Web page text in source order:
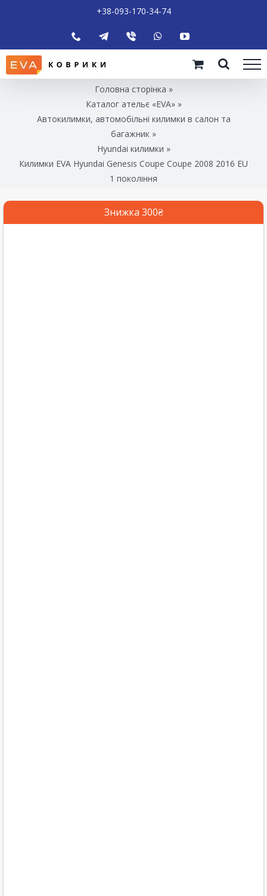
+38-093-170-34-74
Головна сторінка »
Каталог ательє «EVA»»
Автокилимки, автомобільні килимки в салон та
багажник »
Hyundai килимки »
Килимки EVA Hyundai Genesis Coupe Coupe 2008 2016 EU
1 покоління
Знижка 300₴